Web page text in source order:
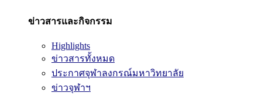
ข่าวสารและกิจกรรม
Highlights
ข่าวสารทั้งหมด
ประกาศจุฬาลงกรณ์มหาวิทยาลัย
ข่าวจุฬาฯ